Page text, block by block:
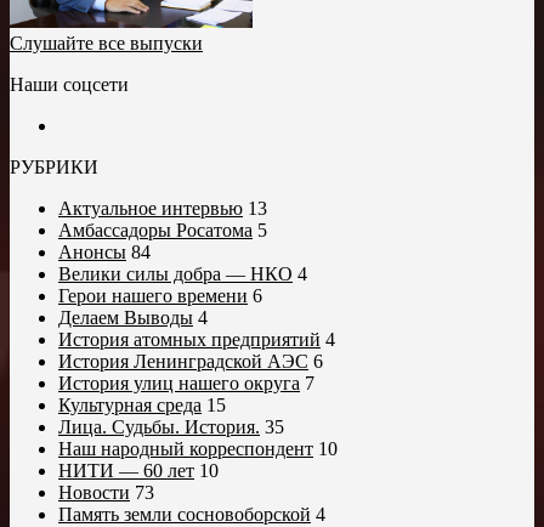
Слушайте все выпуски
Наши соцсети
РУБРИКИ
Актуальное интервью 13
Амбассадоры Росатома 5
Анонсы 84
Велики силы добра — НКО 4
Герои нашего времени 6
Делаем Выводы 4
История атомных предприятий 4
История Ленинградской АЭС 6
История улиц нашего округа 7
Культурная среда 15
Лица. Судьбы. История. 35
Наш народный корреспондент 10
НИТИ — 60 лет 10
Новости 73
Память земли сосновоборской 4